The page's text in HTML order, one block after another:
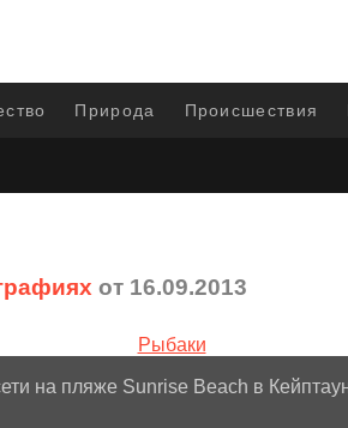
Природа Происшествия
от 16.09.2013
на пляже Sunrise Beach в